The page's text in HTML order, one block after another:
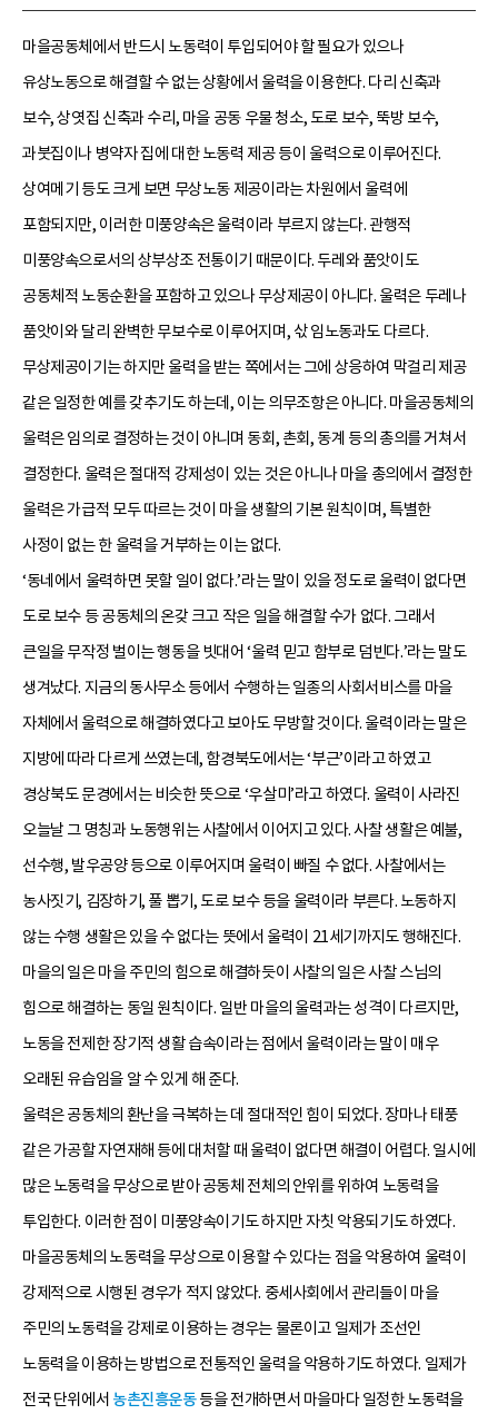
마을공동체에서 반드시 노동력이 투입되어야 할 필요가 있으나
유상노동으로 해결할 수 없는 상황에서 울력을 이용한다. 다리 신축과
보수, 상엿집 신축과 수리, 마을 공동 우물 청소, 도로 보수, 뚝방 보수,
과붓집이나 병약자 집에 대한 노동력 제공 등이 울력으로 이루어진다.
상여메기 등도 크게 보면 무상노동 제공이라는 차원에서 울력에
포함되지만, 이러한 미풍양속은 울력이라 부르지 않는다. 관행적
미풍양속으로서의 상부상조 전통이기 때문이다. 두레와 품앗이도
공동체적 노동순환을 포함하고 있으나 무상제공이 아니다. 울력은 두레나
품앗이와 달리 완벽한 무보수로 이루어지며, 삯 임노동과도 다르다.
무상제공이기는 하지만 울력을 받는 쪽에서는 그에 상응하여 막걸리 제공
같은 일정한 예를 갖추기도 하는데, 이는 의무조항은 아니다. 마을공동체의
울력은 임의로 결정하는 것이 아니며 동회, 촌회, 동계 등의 총의를 거쳐서
결정한다. 울력은 절대적 강제성이 있는 것은 아니나 마을 총의에서 결정한
울력은 가급적 모두 따르는 것이 마을 생활의 기본 원칙이며, 특별한
사정이 없는 한 울력을 거부하는 이는 없다.
‘동네에서 울력하면 못할 일이 없다.’라는 말이 있을 정도로 울력이 없다면
도로 보수 등 공동체의 온갖 크고 작은 일을 해결할 수가 없다. 그래서
큰일을 무작정 벌이는 행동을 빗대어 ‘울력 믿고 함부로 덤빈다.’라는 말도
생겨났다. 지금의 동사무소 등에서 수행하는 일종의 사회서비스를 마을
자체에서 울력으로 해결하였다고 보아도 무방할 것이다. 울력이라는 말은
지방에 따라 다르게 쓰였는데, 함경북도에서는 ‘부근’이라고 하였고
경상북도 문경에서는 비슷한 뜻으로 ‘우살미’라고 하였다. 울력이 사라진
오늘날 그 명칭과 노동행위는 사찰에서 이어지고 있다. 사찰 생활은 예불,
선수행, 발우공양 등으로 이루어지며 울력이 빠질 수 없다. 사찰에서는
농사짓기, 김장하기, 풀 뽑기, 도로 보수 등을 울력이라 부른다. 노동하지
않는 수행 생활은 있을 수 없다는 뜻에서 울력이 21세기까지도 행해진다.
마을의 일은 마을 주민의 힘으로 해결하듯이 사찰의 일은 사찰 스님의
힘으로 해결하는 동일 원칙이다. 일반 마을의 울력과는 성격이 다르지만,
노동을 전제한 장기적 생활 습속이라는 점에서 울력이라는 말이 매우
오래된 유습임을 알 수 있게 해 준다.
울력은 공동체의 환난을 극복하는 데 절대적인 힘이 되었다. 장마나 태풍
같은 가공할 자연재해 등에 대처할 때 울력이 없다면 해결이 어렵다. 일시에
많은 노동력을 무상으로 받아 공동체 전체의 안위를 위하여 노동력을
투입한다. 이러한 점이 미풍양속이기도 하지만 자칫 악용되기도 하였다.
마을공동체의 노동력을 무상으로 이용할 수 있다는 점을 악용하여 울력이
강제적으로 시행된 경우가 적지 않았다. 중세사회에서 관리들이 마을
주민의 노동력을 강제로 이용하는 경우는 물론이고 일제가 조선인
노동력을 이용하는 방법으로 전통적인 울력을 악용하기도 하였다. 일제가
전국 단위에서 농촌진흥운동등을 전개하면서 마을마다 일정한 노동력을